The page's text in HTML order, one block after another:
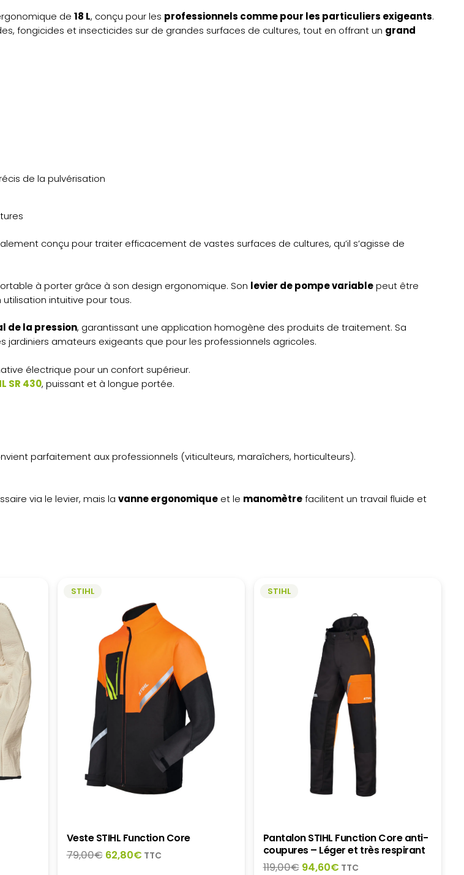
de 18 L, conçu pour les professionnels comme pour les particuliers exigeants.
fongicides et insecticides sur de grandes surfaces de cultures, tout en offrant un grand
de la pulvérisation
conçu pour traiter efficacement de vastes surfaces de cultures, qu’il s’agisse de
à porter grâce à son design ergonomique. Son levier de pompe variablepeut être
intuitive pour tous.
de la pression, garantissant une application homogène des produits de traitement. Sa
jardiniers amateurs exigeants que pour les professionnels agricoles.
électrique pour un confort supérieur.
SR 430, puissant et à longue portée.
parfaitement aux professionnels (viticulteurs, maraîchers, horticulteurs).
via le levier, mais la vanne ergonomiqueet le manomètrefacilitent un travail fluide et
STIHL
Veste STIHL Function Core
79,00€ Le
62,80€Le
TTC
STIHL
Pantalon STIHL Function Core anti-
coupures – Léger et très respirant
119,00€ Le
94,60€Le
TTC